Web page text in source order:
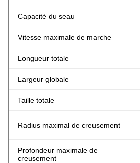
Capacité du seau
Vitesse maximale de marche
Longueur totale
Largeur globale
Taille totale
Radius maximal de creusement
Profondeur maximale de
creusement